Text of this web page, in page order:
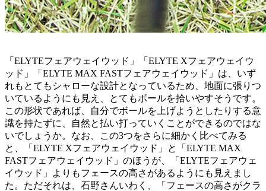
「ELYTEフェアウェイウッド」「ELYTE Xフェアウェイウ
ッド」「ELYTE MAX FASTフェアウェイウッド」は、いず
れもとてもシャローな設計となっているため、地面に張りつ
いているようにも見え、とてもボールを拾いやすそうです。
この形状であれば、自分でボールを上げようとしたりする意
識を持たずに、自然と払い打っていくことができるのではな
いでしょうか。なお、この3つをさらに細かく比べてみる
と、「ELYTE Xフェアウェイウッド」と「ELYTE MAX
FASTフェアウェイウッド」のほうが、「ELYTEフェアウェ
イウッド」よりもフェースの高さがあるようにも見えまし
た。ただそれは、石野さんいわく、「フェースの高さがクラ